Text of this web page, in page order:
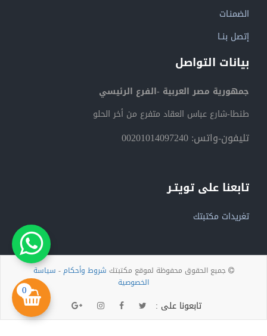
0
الضمنـات
إتصل بنــا
بيانات التواصل
جمهورية مصر العربية -الفرع الرئيسي
طنطا-شارع عباس العقاد متفرع من أخر الحلو
تليفون-واتس: 00201014097240
تابعنا على تويتـر
تغريدات مكتبتك
جميع الحقوق محفوظة لموقع مكتبتك شروط وأحكام- سياسة
الخصوصية
تابعونا على :